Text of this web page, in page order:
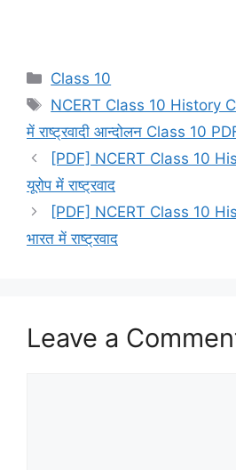
Categories
Class 10
Tags
NCERT Class 10 History
में राष्ट्रवादी आन्दोलन Class 10
[PDF] NCERT Class 10
यूरोप में राष्ट्रवाद
[PDF] NCERT Class 10
भारत में राष्ट्रवाद
Leave a